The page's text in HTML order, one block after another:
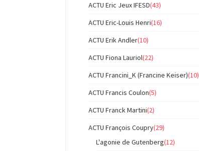
ACTU Eric Jeux IFESD(43)
ACTU Eric-Louis Henri(16)
ACTU Erik Andler(10)
ACTU Fiona Lauriol(22)
ACTU Francini_K (Francine Keiser)(10)
ACTU Francis Coulon(5)
ACTU Franck Martini(2)
ACTU François Coupry(29)
L'agonie de Gutenberg(12)